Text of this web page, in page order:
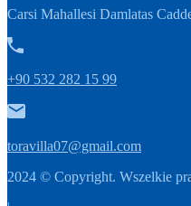
Carsi Mahallesi Damlatas
+90 532 282 15 99
toravilla07@gmail.com
2024 © Copyright. Wszelkie